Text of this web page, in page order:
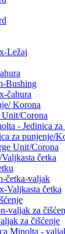
Ležaj
Bushing
čahura
Korona
Corona
- Jedinica za
za punjenje/
Unit/Corona
četka
četka-valjak
Valjkasta četka
valjak za
za čišćenje
Minolta -